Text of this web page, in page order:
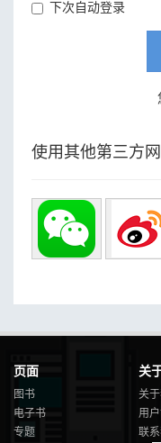
下次自动登录
使用其他第三方
页面
图书
电子书
专题
关
关于
用
联系